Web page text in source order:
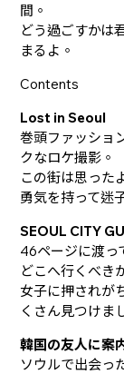
間。
どう過ごすかは
まるよ。
Contents
Lost in Seoul
巻頭ファッショ
クなロケ撮影。
この街は思った
勇気を持って迷
SEOUL CITY
46ページに渡っ
どこへ行くべき
女子に押されが
くさん見つけま
韓国の友人に案
ソウルで出会っ